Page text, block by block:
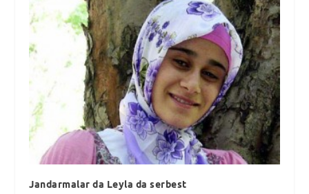
Jandarmalar da Leyla da serbest